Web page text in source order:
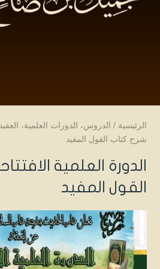
الرئيسية / الدروس، الدورات العلمية،
شرح كتاب القول المفيد
الدورة العلمية
القول المفيد